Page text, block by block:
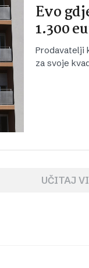
Evo
1.300
Prodavatelji
za svoje
UČITAJ